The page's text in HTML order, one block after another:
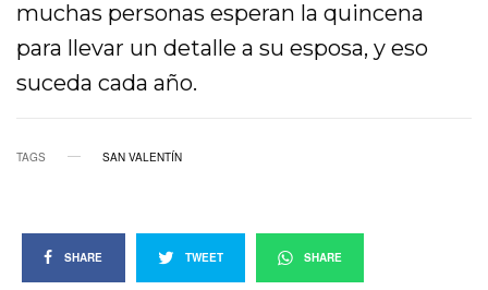
muchas personas esperan la quincena
para llevar un detalle a su esposa, y eso
suceda cada año.
TAGS SAN VALENTÍN
SHARE TWEET SHARE